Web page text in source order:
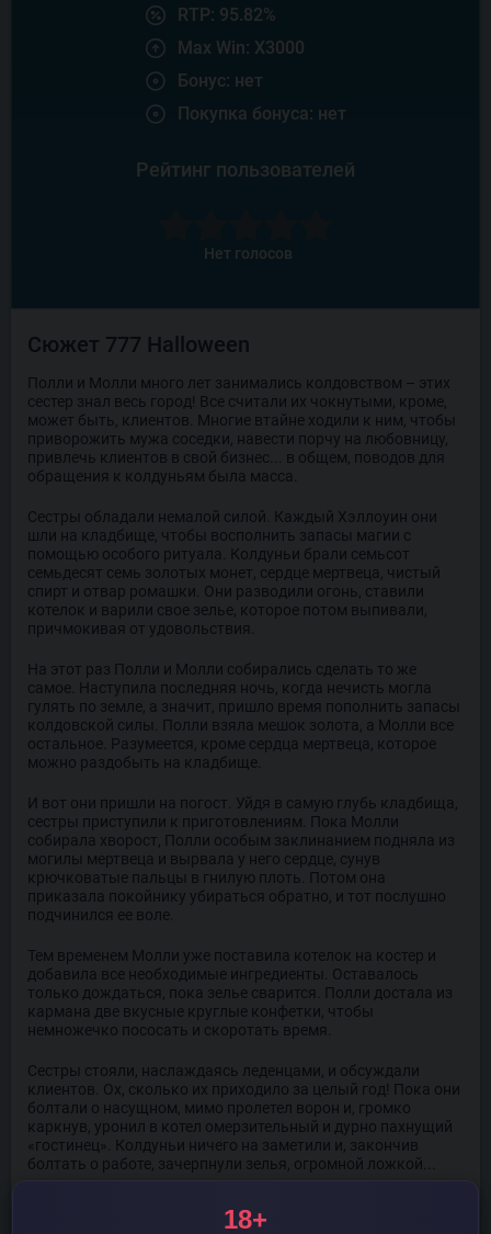
RTP: 95.82%
Max Win: X3000
Бонус: нет
Покупка бонуса: нет
Рейтинг пользователей
Нет голосов
Сюжет 777 Halloween
Полли и Молли много лет занимались колдовством – этих
сестер знал весь город! Все считали их чокнутыми, кроме,
может быть, клиентов. Многие втайне ходили к ним, чтобы
приворожить мужа соседки, навести порчу на любовницу,
привлечь клиентов в свой бизнес... в общем, поводов для
обращения к колдуньям была масса.
Сестры обладали немалой силой. Каждый Хэллоуин они
шли на кладбище, чтобы восполнить запасы магии с
помощью особого ритуала. Колдуньи брали семьсот
семьдесят семь золотых монет, сердце мертвеца, чистый
спирт и отвар ромашки. Они разводили огонь, ставили
котелок и варили свое зелье, которое потом выпивали,
причмокивая от удовольствия.
На этот раз Полли и Молли собирались сделать то же
самое. Наступила последняя ночь, когда нечисть могла
гулять по земле, а значит, пришло время пополнить запасы
колдовской силы. Полли взяла мешок золота, а Молли все
остальное. Разумеется, кроме сердца мертвеца, которое
можно раздобыть на кладбище.
И вот они пришли на погост. Уйдя в самую глубь кладбища,
сестры приступили к приготовлениям. Пока Молли
собирала хворост, Полли особым заклинанием подняла из
могилы мертвеца и вырвала у него сердце, сунув
крючковатые пальцы в гнилую плоть. Потом она
приказала покойнику убираться обратно, и тот послушно
подчинился ее воле.
Тем временем Молли уже поставила котелок на костер и
добавила все необходимые ингредиенты. Оставалось
только дождаться, пока зелье сварится. Полли достала из
кармана две вкусные круглые конфетки, чтобы
немножечко пососать и скоротать время.
Сестры стояли, наслаждаясь леденцами, и обсуждали
клиентов. Ох, сколько их приходило за целый год! Пока они
болтали о насущном, мимо пролетел ворон и, громко
каркнув, уронил в котел омерзительный и дурно пахнущий
«гостинец». Колдуньи ничего на заметили и, закончив
болтать о работе, зачерпнули зелья, огромной ложкой...
странно: вместо прилива магических сил их тела стали
18+